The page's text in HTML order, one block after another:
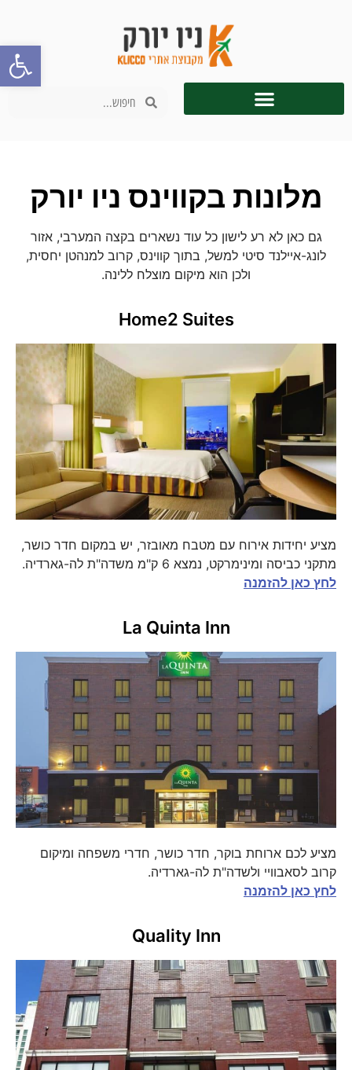
מלונות בקווינס ניו יורק
גם כאן לא רע לישון כל עוד נשארים בקצה המערבי, אזור
לונג-איילנד סיטי למשל, בתוך קווינס, קרוב למנהטן יחסית,
ולכן הוא מיקום מוצלח ללינה.
Home2 Suites
מציע יחידות אירוח עם מטבח מאובזר, יש במקום חדר כושר,
מתקני כביסה ומינימרקט, נמצא 6 ק"מ משדה"ת לה-גארדיה.
לחץ כאן להזמנה
La Quinta Inn
מציע לכם ארוחת בוקר, חדר כושר, חדרי משפחה ומיקום
קרוב לסאבוויי ולשדה"ת לה-גארדיה.
לחץ כאן להזמנה
Quality Inn
פתח